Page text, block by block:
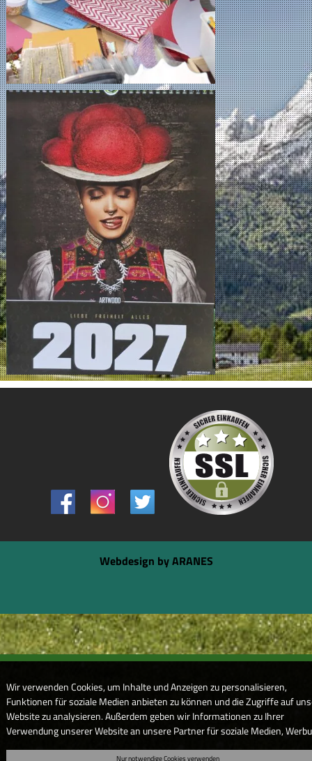
Webdesign by ARANES
Wir verwenden Cookies, um Inhalte und Anzeigen zu personalisieren,
Funktionen für soziale Medien anbieten zu können und die Zugriffe auf
Website zu analysieren. Außerdem geben wir Informationen zu Ihrer
Verwendung unserer Website an unsere Partner für soziale Medien,
Nur notwendige Cookies verwenden